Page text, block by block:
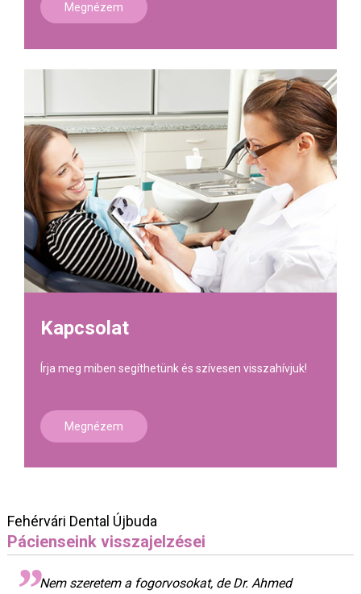
Megnézem
Kapcsolat
Írja meg miben segíthetünk és szívesen visszahívjuk!
Megnézem
Fehérvári Dental Újbuda
Pácienseink visszajelzései
Nem szeretem a fogorvosokat, de Dr. Ahmed